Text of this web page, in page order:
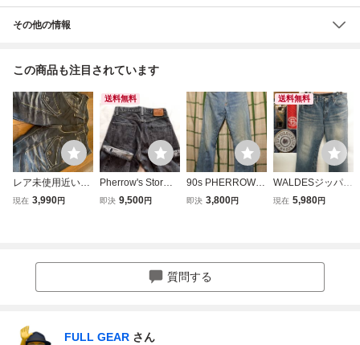
その他の情報
この商品も注目されています
レア未使用近い美
品希少ブラックデ
現在 3,990円
送料無料
Pherrow's Stormy
Blue ブラックセル
即決 9,500円
90s PHERROWS
フェローズ初期ジ
ュブルー 中古
即決 3,800円
送料無料
WALDESジッパー
★約88cm【Pherr
現在 5,980円
質問する
FULL GEAR さん